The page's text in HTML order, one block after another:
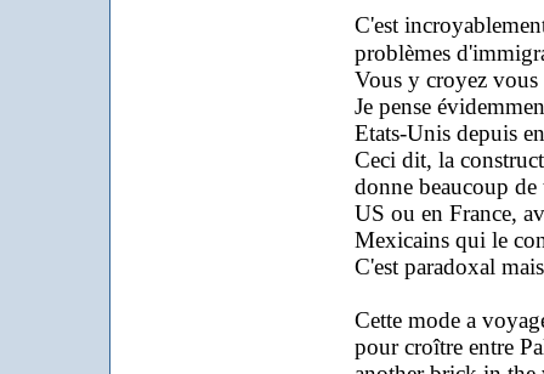
C'est
problèmes
Vous y croyez vous
Je pense
Etats-Unis depuis
Ceci dit, la
donne beaucoup
US ou en France,
Mexicains qui le
C'est paradoxal
Cette mode a
pour croître entre